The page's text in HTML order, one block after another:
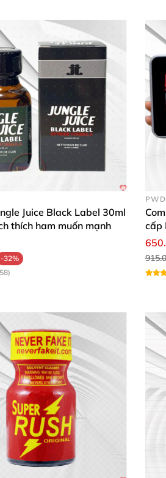
Popper Rush Original Yellow
hiệu ứng thần kinh kích thích cực
cảm Popper Rush
Popper Rush Original Yellow
.
Juice Black Label 30ml
thích ham muốn mạnh
-32%
PWD
cấp